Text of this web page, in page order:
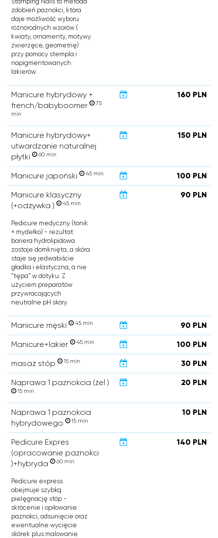
zdobień paznokci, która
daje możliwość wyboru
różnorodnych wzorów (
kwiaty, ornamenty, motywy
zwierzęce, geometrię)
przy pomocy stempla i
napigmentowanych
lakierów.
Manicure hybrydowy +
french/babyboomer
75
min
160 PLN
Manicure hybrydowy+
utwardzanie naturalnej
płytki
60 min
150 PLN
Manicure japoński 45 min 100 PLN
Manicure klasyczny
(+odżywka )
45 min
90 PLN
Pedicure medyczny (tonik
+ mydełko) - rezultat:
bariera hydrolipidowa
zostaje domknięta, a skóra
staje się jedwabiście
gładka i elastyczna, a nie
"tępa" w dotyku. Z
użyciem preparatów
przywracających
neutralne pH skóry.
Manicure męski 45 min 90 PLN
Manicure+lakier 45 min 100 PLN
masaż stóp 15 min 30 PLN
Naprawa 1 paznokcia (żel )
15 min
20 PLN
Naprawa 1 paznokcia
hybrydowego
15 min
10 PLN
Pedicure Expres
(opracowanie paznokci
)+hybryda
60 min
140 PLN
Pedicure express
obejmuje szybką
pielęgnację stóp -
skrócenie i opiłowanie
paznokci, odsunięcie oraz
ewentualne wycięcie
skórek plus malowanie